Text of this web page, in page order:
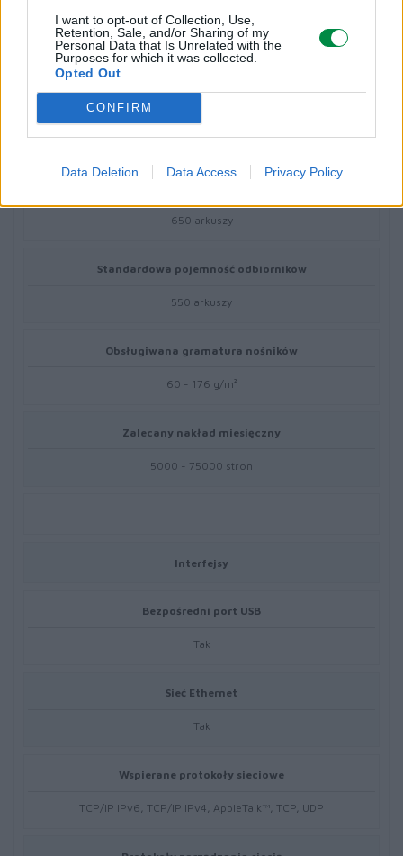
I want to opt-out of Collection, Use,
Retention, Sale, and/or Sharing of my
Personal Data that Is Unrelated with the
Purposes for which it was collected.
Opted Out
CONFIRM
Data Deletion Data Access Privacy Policy
Standardowa liczba podajników
2
Maksymalna liczba podajników
6
650 arkuszy
Standardowa pojemność odbiorników
550 arkuszy
Obsługiwana gramatura nośników
60 - 176 g/m²
Zalecany nakład miesięczny
5000 - 75000 stron
Interfejsy
Bezpośredni port USB
Tak
Sieć Ethernet
Tak
Wspierane protokoły sieciowe
TCP/IP IPv6, TCP/IP IPv4, AppleTalk™, TCP, UDP